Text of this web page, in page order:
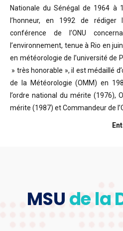
Nationale du Sénégal de 1964 à
l’honneur, en 1992 de
conférence de l’ONU
l’environnement, tenue à Rio en
en météorologie de l’université de
» très honorable », il est médaillé
de la Météorologie (OMM) en
l’ordre national du mérite (1976),
mérite (1987) et Commandeur de
MSU de la